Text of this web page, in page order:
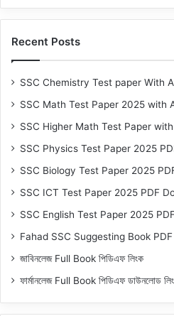
Recent Posts
SSC Chemistry Test paper With
SSC Math Test Paper 2025 with
SSC Higher Math Test Paper
SSC Physics Test Paper 2025
SSC Biology Test Paper 2025
SSC ICT Test Paper 2025 PDF
SSC English Test Paper 2025
Fahad SSC Suggesting Book
জাবিনলেজ Full Book পিডিএফ লিংক
ফার্মানলেজ Full Book পিডিএফ ডাউনলোড